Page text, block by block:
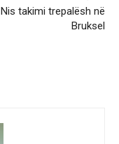
Nis takimi trepalësh në
Bruksel